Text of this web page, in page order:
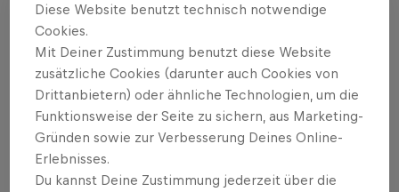
laufen, die es nicht können. Die große Live-
Berichterstattung mit Live Schalten zu den Flagship
Runs in Wien, München, Zug, Poznan, Ljubljana,
Zadar und Breda sowie zu den weltweiten Top
Runnern zeigt die besten und spannendsten
Momente des Rennens.
Der Wings for Life World Run erzählt unglaubliche
Diese Website benutzt technisch notwendige
Cookies.
Mit Deiner Zustimmung benutzt diese Website
zusätzliche Cookies (darunter auch Cookies von
Drittanbietern) oder ähnliche Technologien, um die
Funktionsweise der Seite zu sichern, aus Marketing-
Gründen sowie zur Verbesserung Deines Online-
Erlebnisses.
Du kannst Deine Zustimmung jederzeit über die